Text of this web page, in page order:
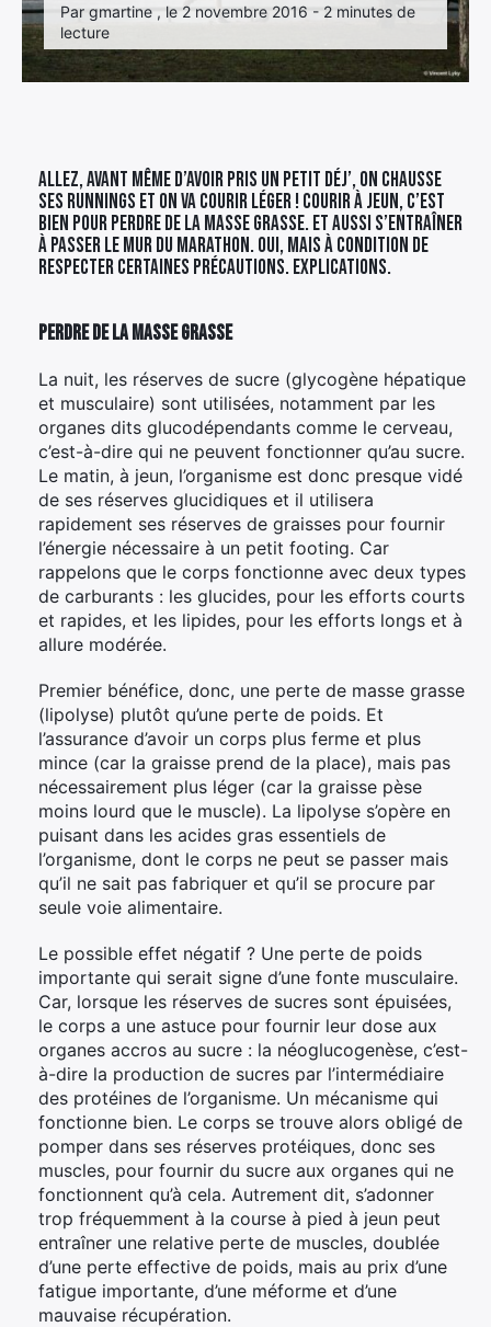
Par gmartine , le 2 novembre 2016 - 2 minutes de
lecture
Allez, avant même d’avoir pris un petit déj’, on chausse
ses runnings et on va courir léger ! Courir à jeun, c’est
bien pour perdre de la masse grasse. Et aussi s’entraîner
à passer le mur du marathon. Oui, mais à condition de
respecter certaines précautions. Explications.
Perdre de la masse grasse
La nuit, les réserves de sucre (glycogène hépatique
et musculaire) sont utilisées, notamment par les
organes dits glucodépendants comme le cerveau,
c’est-à-dire qui ne peuvent fonctionner qu’au sucre.
Le matin, à jeun, l’organisme est donc presque vidé
de ses réserves glucidiques et il utilisera
rapidement ses réserves de graisses pour fournir
l’énergie nécessaire à un petit footing. Car
rappelons que le corps fonctionne avec deux types
de carburants : les glucides, pour les efforts courts
et rapides, et les lipides, pour les efforts longs et à
allure modérée.
Premier bénéfice, donc, une perte de masse grasse
(lipolyse) plutôt qu’une perte de poids. Et
l’assurance d’avoir un corps plus ferme et plus
mince (car la graisse prend de la place), mais pas
nécessairement plus léger (car la graisse pèse
moins lourd que le muscle). La lipolyse s’opère en
puisant dans les acides gras essentiels de
l’organisme, dont le corps ne peut se passer mais
qu’il ne sait pas fabriquer et qu’il se procure par
seule voie alimentaire.
Le possible effet négatif ? Une perte de poids
importante qui serait signe d’une fonte musculaire.
Car, lorsque les réserves de sucres sont épuisées,
le corps a une astuce pour fournir leur dose aux
organes accros au sucre : la néoglucogenèse, c’est-
à-dire la production de sucres par l’intermédiaire
des protéines de l’organisme. Un mécanisme qui
fonctionne bien. Le corps se trouve alors obligé de
pomper dans ses réserves protéiques, donc ses
muscles, pour fournir du sucre aux organes qui ne
fonctionnent qu’à cela. Autrement dit, s’adonner
trop fréquemment à la course à pied à jeun peut
entraîner une relative perte de muscles, doublée
d’une perte effective de poids, mais au prix d’une
fatigue importante, d’une méforme et d’une
mauvaise récupération.